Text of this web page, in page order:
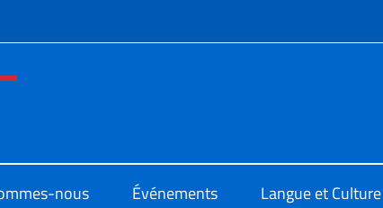
de menu
nous Événements Langue et Culture